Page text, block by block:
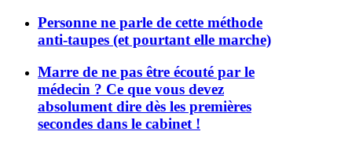
Personne ne parle de cette méthode
anti-taupes (et pourtant elle marche)
Marre de ne pas être écouté par le
médecin ? Ce que vous devez
absolument dire dès les premières
secondes dans le cabinet !